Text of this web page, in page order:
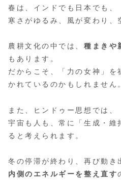
春は、インドでも日本でも、
寒さがゆるみ、風が変わり、
農耕文化の中では、種まきや
もあります。
だからこそ、「力の女神」を
かれているのかもしれません
また、ヒンドゥー思想では、
宇宙も人も、常に「生成・維
ると考えられます。
冬の停滞が終わり、再び動き
内側のエネルギーを整え直す